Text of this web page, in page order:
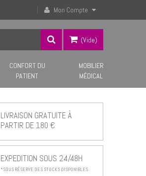
Mon Compte
(vide)
CONFORT DU
PATIENT
MOBILIER
MÉDICAL
LIVRAISON GRATUITE À
PARTIR DE 180 €
EXPEDITION SOUS 24/48H
*SOUS RÉSERVE DES STOCKS DISPONIBLES